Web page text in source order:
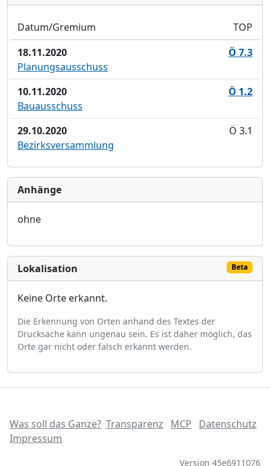
Datum/Gremium
TOP
18.11.2020
Ö 7.3
Planungsausschuss
10.11.2020
Ö 1.2
Bauausschuss
29.10.2020
Ö 3.1
Bezirksversammlung
Anhänge
ohne
Lokalisation Beta
Keine Orte erkannt.
Die Erkennung von Orten anhand des Textes der
Drucksache kann ungenau sein. Es ist daher möglich, das
Orte gar nicht oder falsch erkannt werden.
Was soll das Ganze? Transparenz MCP
Datenschutz
Impressum
Version 45e6911076